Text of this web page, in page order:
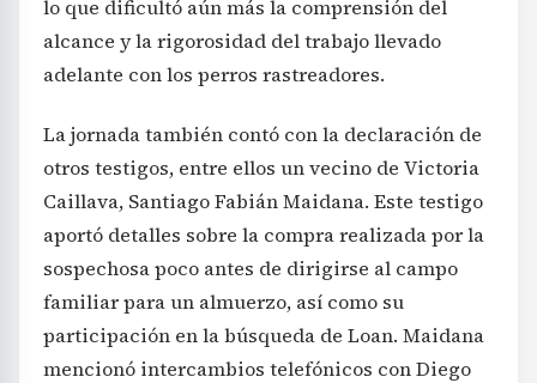
lo que dificultó aún más la comprensión del
alcance y la rigorosidad del trabajo llevado
adelante con los perros rastreadores.
La jornada también contó con la declaración de
otros testigos, entre ellos un vecino de Victoria
Caillava, Santiago Fabián Maidana. Este testigo
aportó detalles sobre la compra realizada por la
sospechosa poco antes de dirigirse al campo
familiar para un almuerzo, así como su
participación en la búsqueda de Loan. Maidana
mencionó intercambios telefónicos con Diego